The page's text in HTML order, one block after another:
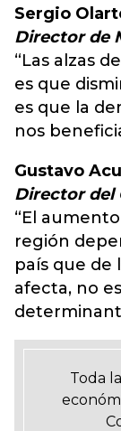
Sergio
Director de
“Las alzas
es que
es que la
nos
Gustavo
Director del
“El
región
país que de
afecta, no
Toda